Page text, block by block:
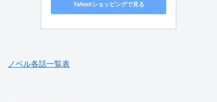
Yahoo!ショッピングで見る
ノベル各話一覧表